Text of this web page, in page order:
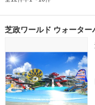
芝政ワールド ウォーター